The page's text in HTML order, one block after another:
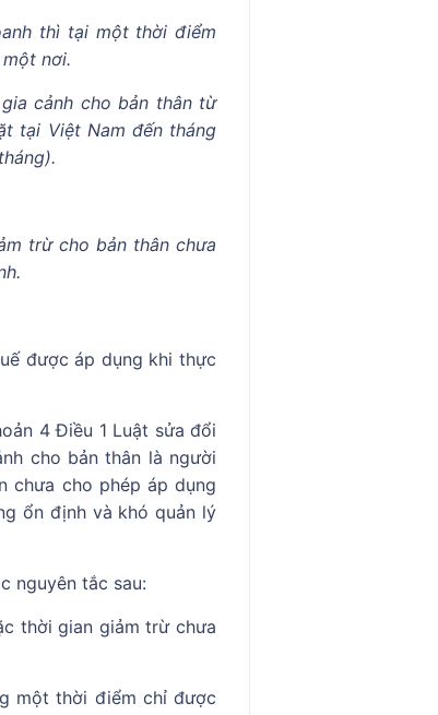
thì tại một thời điểm
nơi.
cảnh cho bản thân từ
tại Việt Nam đến tháng
trừ cho bản thân chưa
được áp dụng khi thực
4 Điều 1 Luật sửa đổi
cho bản thân là người
chưa cho phép áp dụng
ổn định và khó quản lý
nguyên tắc sau:
thời gian giảm trừ chưa
một thời điểm chỉ được